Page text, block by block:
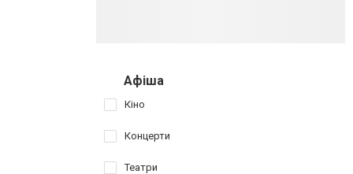
Афіша
Кіно
Концерти
Театри